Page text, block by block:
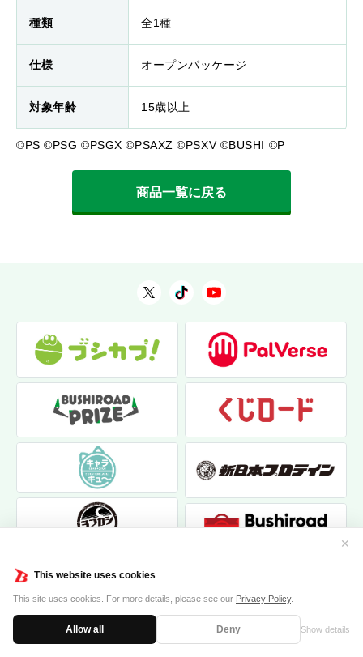
This website uses cookies
This site uses cookies. For more details, please see our Privacy Policy.
Allow all Deny Show details
✕
種類 全1種
仕様 オープンパッケージ
対象年齢 15歳以上
©PS ©PSG ©PSGX ©PSAXZ ©PSXV ©BUSHI ©P
商品一覧に戻る